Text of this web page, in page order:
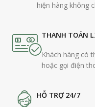
hiện hàng không
THANH TOÁN
Khách hàng có
hoặc gọi điện
HỖ TRỢ 24/7